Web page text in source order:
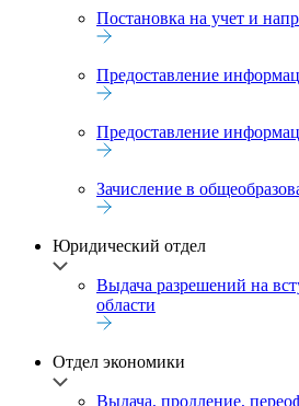
Постановка на учет и
Предоставление
Предоставление
Зачисление в
Юридический отдел
Выдача разрешений на
области
Отдел экономики
Выдача, продление,